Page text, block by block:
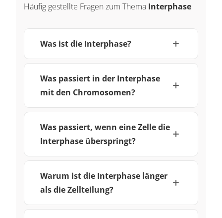
Häufig gestellte Fragen zum Thema Interphase
Was ist die Interphase?
Was passiert in der Interphase
mit den Chromosomen?
Was passiert, wenn eine Zelle die
Interphase überspringt?
Warum ist die Interphase länger
als die Zellteilung?